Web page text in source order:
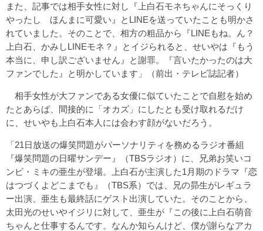
また、記事では相手女性に対し『上白石モネちゃんにそっくり
やったし ほんまに可愛い』とLINEを送っていたことも明かさ
れていました。そのことで、相方の粗品から『LINEもね。ん？
上白石、かみしLINEモネ？』とイジられると、せいやは『もう
本当に、申し訳ございません』と謝罪。『言いたかったのは大
ファンでした』と明かしています」（前出・テレビ誌記者）
相手女性が大ファンである女優に似ていたことで自慰を始め
たとあらば、間接的に「オカズ」にしたとも受け取れるだけ
に、せいやも上白石本人には会わす顔がないだろう。
「21日放送の爆笑問題がパーソナリティを務めるラジオ番組
『爆笑問題の日曜サンデー』（TBSラジオ）に、兄弟お笑いコ
ンビ・ミキの亜生が登場。上白石が主演した1月期のドラマ『恋
はつづくよどこまでも』（TBS系）では、兄の昴生がレギュラ
ー出演、亜生も最終話にゲスト出演していた。そのことから、
太田光のせいやイジリに対して、亜生が『この後に上白石萌音
ちゃんと仕事するんです。なんか知らんけど、僕が謝らなアカ